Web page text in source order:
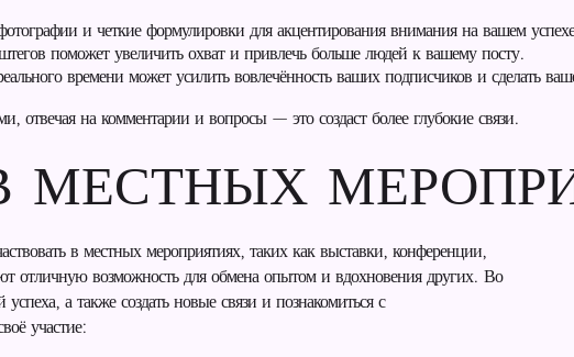
и четкие формулировки для акцентирования внимания на вашем
поможет увеличить охват и привлечь больше людей к вашему посту.
времени может усилить вовлечённость ваших подписчиков и сделать
отвечая на комментарии и вопросы — это создаст более глубокие связи.
МЕСТНЫХ
в местных мероприятиях, таких как выставки, конференции,
отличную возможность для обмена опытом и вдохновения других. Во
а также создать новые связи и познакомиться с
участие: